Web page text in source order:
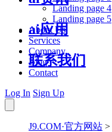
ai应用
联系我们
Landing page 4
Landing page 5
About Us
Services
Company
Blog
Contact
Log In Sign Up
J9.COM·官方网站 >